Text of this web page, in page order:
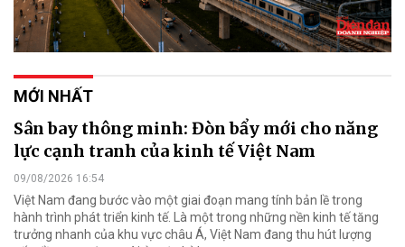
MỚI NHẤT
Sân bay thông minh: Đòn bẩy mới cho năng
lực cạnh tranh của kinh tế Việt Nam
09/08/2026 16:54
Việt Nam đang bước vào một giai đoạn mang tính bản lề trong
hành trình phát triển kinh tế. Là một trong những nền kinh tế tăng
trưởng nhanh của khu vực châu Á, Việt Nam đang thu hút lượng